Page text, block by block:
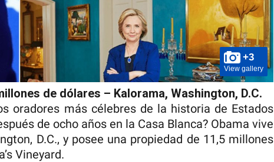
+3
View gallery
de dólares – Kalorama, Washington, D.C.
oradores más célebres de la historia de Estados
de ocho años en la Casa Blanca? Obama vive
D.C., y posee una propiedad de 11,5 millones
Vineyard.